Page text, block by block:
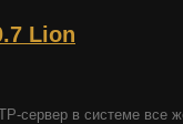
Lion
сервер в системе все